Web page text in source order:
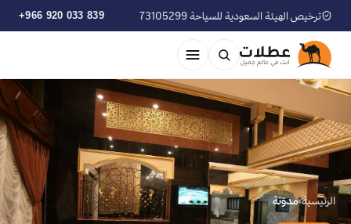
ترخيص الهيئة السعودية للسياحة 73105299 +966 920 033 839
الرئيسية›مدوّنة